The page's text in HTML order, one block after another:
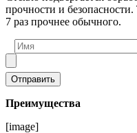
прочности и безопасности.
7 раз прочнее обычного.
Отправить
Преимущества
[image]